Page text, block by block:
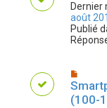
août
Publié
(100-